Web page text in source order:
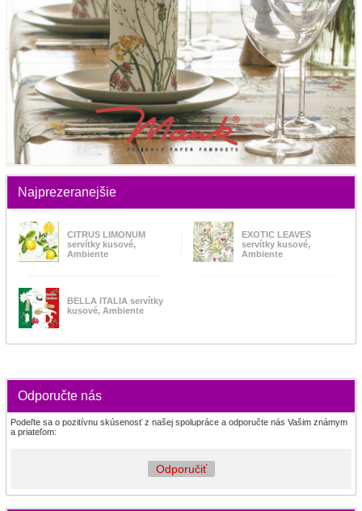
Najprezeranejšie
CITRUS LIMONUM
servítky kusové,
Ambiente
EXOTIC LEAVES
servítky kusové,
Ambiente
BELLA ITALIA servítky
kusové, Ambiente
Odporučte nás
Podeľte sa o pozitívnu skúsenosť z našej spolupráce a odporučte nás Vašim známym
a priateľom:
Odporučiť